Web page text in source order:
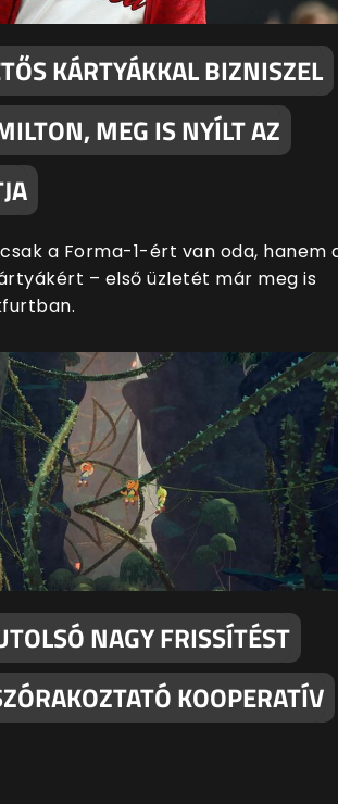
KÁRTYÁKKAL BIZNISZEL
MEG IS NYÍLT AZ
a Forma-1-ért van oda, hanem
– első üzletét már meg is
NAGY FRISSÍTÉST
KOOPERATÍV